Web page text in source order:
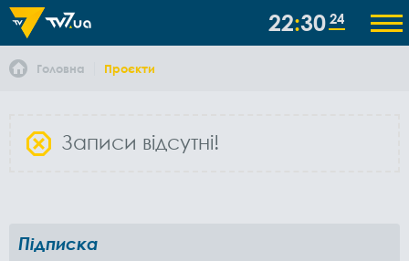
22 30 25
Головна Проєкти
Записи відсутні!
Підписка